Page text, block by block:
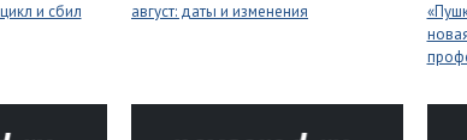
и сбил
август: даты и изменения